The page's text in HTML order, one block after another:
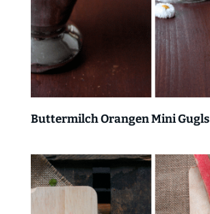
Buttermilch Orangen Mini Gugls